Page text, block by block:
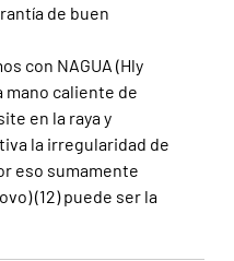
de buen
con NAGUA (Hly
mano caliente de
en la raya y
la irregularidad de
eso sumamente
(12) puede ser la